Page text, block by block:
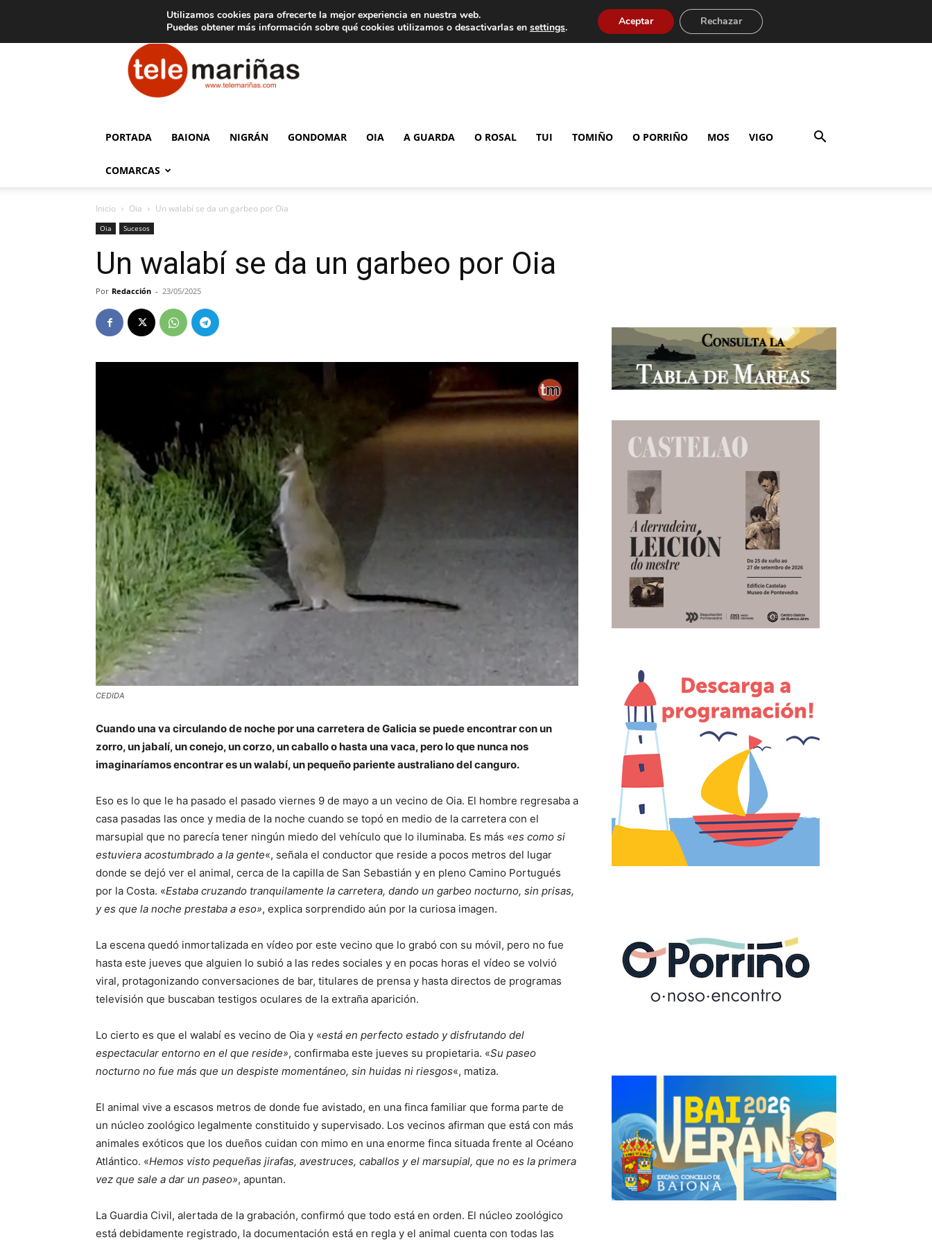
Aviso legal Tarifas de publicidad
Telemariñas
PORTADA BAIONA NIGRÁN GONDOMAR OIA A GUARDA O ROSAL TUI TOMIÑO O PORRIÑO MOS VIGO
COMARCAS
Inicio Oia Un walabí se da un garbeo por Oia
Oia Sucesos
Un walabí se da un garbeo por Oia
Por Redacción - 23/05/2025
CEDIDA
Cuando una va circulando de noche por una carretera de Galicia se puede encontrar con un
zorro, un jabalí, un conejo, un corzo, un caballo o hasta una vaca, pero lo que nunca nos
imaginaríamos encontrar es un walabí, un pequeño pariente australiano del canguro.
Eso es lo que le ha pasado el pasado viernes 9 de mayo a un vecino de Oia. El hombre regresaba a
casa pasadas las once y media de la noche cuando se topó en medio de la carretera con el
marsupial que no parecía tener ningún miedo del vehículo que lo iluminaba. Es más «es como si
estuviera acostumbrado a la gente«, señala el conductor que reside a pocos metros del lugar
donde se dejó ver el animal, cerca de la capilla de San Sebastián y en pleno Camino Portugués
por la Costa. «Estaba cruzando tranquilamente la carretera, dando un garbeo nocturno, sin prisas,
y es que la noche prestaba a eso», explica sorprendido aún por la curiosa imagen.
La escena quedó inmortalizada en vídeo por este vecino que lo grabó con su móvil, pero no fue
hasta este jueves que alguien lo subió a las redes sociales y en pocas horas el vídeo se volvió
viral, protagonizando conversaciones de bar, titulares de prensa y hasta directos de programas
televisión que buscaban testigos oculares de la extraña aparición.
Lo cierto es que el walabí es vecino de Oia y «está en perfecto estado y disfrutando del
espectacular entorno en el que reside», confirmaba este jueves su propietaria. «Su paseo
nocturno no fue más que un despiste momentáneo, sin huidas ni riesgos«, matiza.
El animal vive a escasos metros de donde fue avistado, en una finca familiar que forma parte de
un núcleo zoológico legalmente constituido y supervisado. Los vecinos afirman que está con más
animales exóticos que los dueños cuidan con mimo en una enorme finca situada frente al Océano
Atlántico. «Hemos visto pequeñas jirafas, avestruces, caballos y el marsupial, que no es la primera
vez que sale a dar un paseo», apuntan.
La Guardia Civil, alertada de la grabación, confirmó que todo está en orden. El núcleo zoológico
está debidamente registrado, la documentación está en regla y el animal cuenta con todas las
Utilizamos cookies para ofrecerte la mejor experiencia en nuestra web.
Puedes obtener más información sobre qué cookies utilizamos o desactivarlas en settings. Aceptar Rechazar